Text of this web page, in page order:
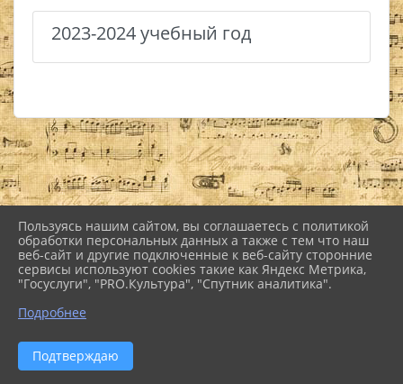
2023-2024 учебный год
2026 г. nkiinfo.ru
Вход
Карта сайта
Политика обработки персональных данных
Сделано на KubCMS
Пользуясь нашим сайтом, вы соглашаетесь с политикой
обработки персональных данных а также с тем что наш
веб-сайт и другие подключенные к веб-сайту сторонние
сервисы используют cookies такие как Яндекс Метрика,
"Госуслуги", "PRO.Культура", "Спутник аналитика".
Подробнее
Подтверждаю